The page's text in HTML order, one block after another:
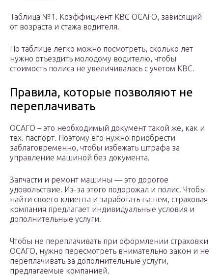
Таблица №1. Коэффициент КВС ОСАГО, зависящий
от возраста и стажа водителя.
По таблице легко можно посмотреть, сколько лет
нужно отъездить молодому водителю, чтобы
стоимость полиса не увеличивалась с учетом КВС.
Правила, которые позволяют не
переплачивать
ОСАГО – это необходимый документ такой же, как и
тех. паспорт. Поэтому его нужно приобрести
заблаговременно, чтобы избежать штрафа за
управление машиной без документа.
Запчасти и ремонт машины — это дорогое
удовольствие. Из-за этого подорожал и полис. Чтобы
найти своего клиента и заработать на нем, страховая
компания предлагает индивидуальные условия и
дополнительные услуги.
Чтобы не переплачивать при оформлении страховки
ОСАГО, нужно пересмотреть внимательно закон и не
переплачивать за дополнительные услуги,
предлагаемые компанией.